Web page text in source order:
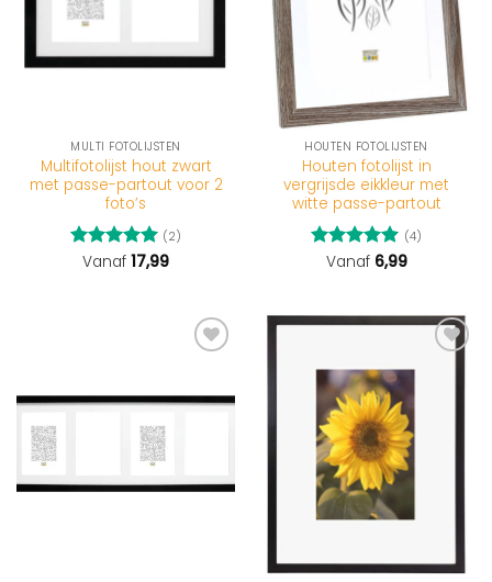
MULTI FOTOLIJSTEN
Multifotolijst hout zwart
met passe-partout voor 2
foto’s
Gewaardeerd
(2)
Vanaf 17,99
HOUTEN FOTOLIJSTEN
Houten fotolijst in
vergrijsde eikkleur met
witte passe-partout
Gewaardeerd
(4)
Vanaf 6,99